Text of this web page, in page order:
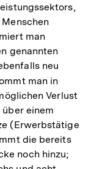
Fußnote
man
genannten
neu
man in
Verlust
einem
(Erwerbstätige
die bereits
noch hinzu;